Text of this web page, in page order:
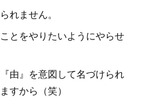
れません。
とをやりたいようにやらせ
由』を意図して名づけられ
すから（笑）